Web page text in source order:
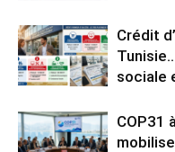
Crédit
sociale
COP31